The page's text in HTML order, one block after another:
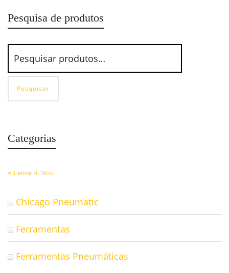
Pesquisa de produtos
Pesquisar
Categorias
LIMPAR FILTROS
Chicago Pneumatic
Ferramentas
Ferramentas Pneumáticas